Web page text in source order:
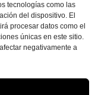
tecnologías como las
del dispositivo. El
procesar datos como el
únicas en este sitio.
negativamente a